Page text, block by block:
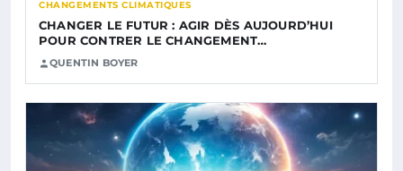
CHANGEMENTS CLIMATIQUES
CHANGER LE FUTUR : AGIR DÈS AUJOURD’HUI
POUR CONTRER LE CHANGEMENT…
QUENTIN BOYER